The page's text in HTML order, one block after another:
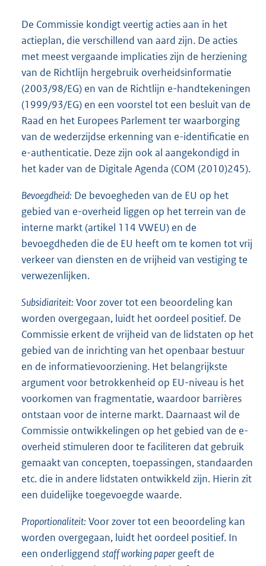
De Commissie kondigt veertig acties aan in het
actieplan, die verschillend van aard zijn. De acties
met meest vergaande implicaties zijn de herziening
van de Richtlijn hergebruik overheidsinformatie
(2003/98/EG) en van de Richtlijn e-handtekeningen
(1999/93/EG) en een voorstel tot een besluit van de
Raad en het Europees Parlement ter waarborging
van de wederzijdse erkenning van e-identificatie en
e-authenticatie. Deze zijn ook al aangekondigd in
het kader van de Digitale Agenda (COM (2010)245).
Bevoegdheid: De bevoegheden van de EU op het
gebied van e-overheid liggen op het terrein van de
interne markt (artikel 114 VWEU) en de
bevoegdheden die de EU heeft om te komen tot vrij
verkeer van diensten en de vrijheid van vestiging te
verwezenlijken.
Subsidiariteit: Voor zover tot een beoordeling kan
worden overgegaan, luidt het oordeel positief. De
Commissie erkent de vrijheid van de lidstaten op het
gebied van de inrichting van het openbaar bestuur
en de informatievoorziening. Het belangrijkste
argument voor betrokkenheid op EU-niveau is het
voorkomen van fragmentatie, waardoor barrières
ontstaan voor de interne markt. Daarnaast wil de
Commissie ontwikkelingen op het gebied van de e-
overheid stimuleren door te faciliteren dat gebruik
gemaakt van concepten, toepassingen, standaarden
etc. die in andere lidstaten ontwikkeld zijn. Hierin zit
een duidelijke toegevoegde waarde.
Proportionaliteit: Voor zover tot een beoordeling kan
worden overgegaan, luidt het oordeel positief. In
een onderliggend staff working papergeeft de